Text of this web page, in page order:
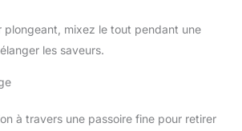
plongeant, mixez le tout pendant une
les saveurs.
à travers une passoire fine pour retirer